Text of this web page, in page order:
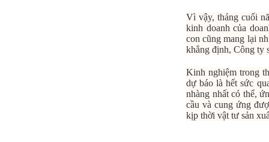
Vì vậy, tháng cuối
kinh doanh của
con cũng mang lại
khẳng định, Công ty
Kinh nghiệm trong
dự báo là hết sức
nhàng nhất có thể,
cầu và cung ứng
kịp thời vật tư sản